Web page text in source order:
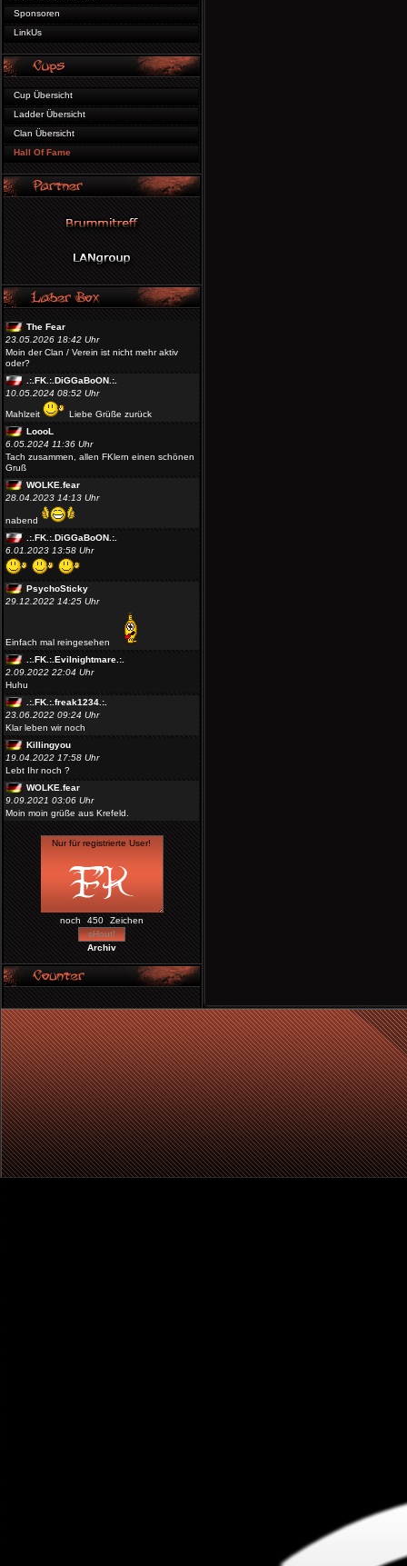
Sponsoren
LinkUs
Cup Übersicht
Ladder Übersicht
Clan Übersicht
Hall Of Fame
The Fear
23.05.2026 18:42 Uhr
Moin der Clan / Verein ist nicht mehr aktiv
oder?
.:.FK.:.DiGGaBoON.:.
10.05.2024 08:52 Uhr
Mahlzeit
Liebe Grüße zurück
LoooL
6.05.2024 11:36 Uhr
Tach zusammen, allen FKlern einen schönen
Gruß
WOLKE.fear
28.04.2023 14:13 Uhr
nabend
.:.FK.:.DiGGaBoON.:.
6.01.2023 13:58 Uhr
PsychoSticky
29.12.2022 14:25 Uhr
Einfach mal reingesehen
.:.FK.:.Evilnightmare.:.
2.09.2022 22:04 Uhr
Huhu
.:.FK.:.freak1234.:.
23.06.2022 09:24 Uhr
Klar leben wir noch
Killingyou
19.04.2022 17:58 Uhr
Lebt Ihr noch ?
WOLKE.fear
9.09.2021 03:06 Uhr
Moin moin grüße aus Krefeld.
noch Zeichen
Archiv